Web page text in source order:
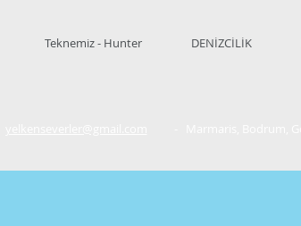
Teknemiz - Hunter DENİZCİLİK